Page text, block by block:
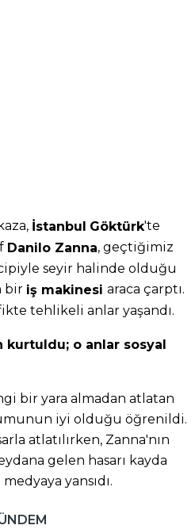
İstanbul Göktürk'te
Danilo Zanna, geçtiğimiz
seyir halinde olduğu
bir iş makinesi araca çarptı.
tehlikeli anlar yaşandı.
kurtuldu; o anlar sosyal
bir yara almadan atlatan
iyi olduğu öğrenildi.
atlatılırken, Zanna'nın
gelen hasarı kayda
yansıdı.